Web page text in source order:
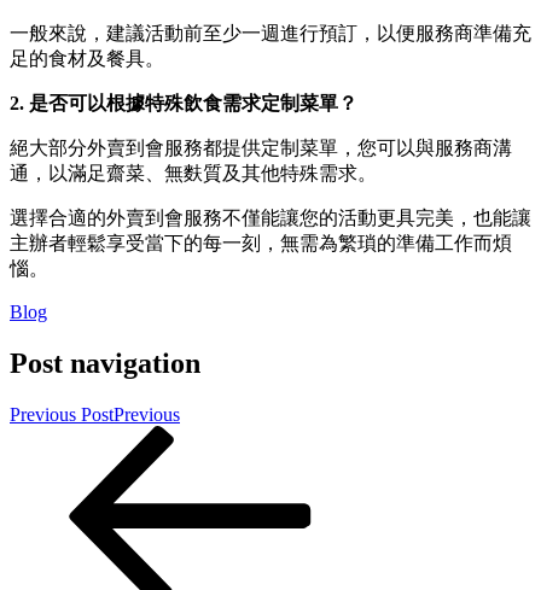
一般來說，建議活動前至少一週進行預訂，以便服務商準備充
足的食材及餐具。
2. 是否可以根據特殊飲食需求定制菜單？
絕大部分外賣到會服務都提供定制菜單，您可以與服務商溝
通，以滿足齋菜、無麩質及其他特殊需求。
選擇合適的外賣到會服務不僅能讓您的活動更具完美，也能讓
主辦者輕鬆享受當下的每一刻，無需為繁瑣的準備工作而煩
惱。
Blog
Post navigation
Previous PostPrevious